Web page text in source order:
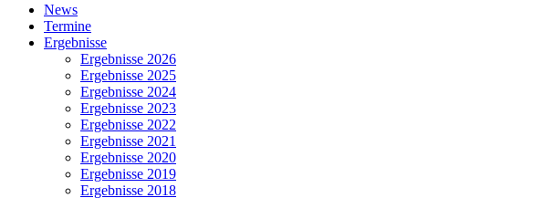
Close
Menu
News
Termine
Ergebnisse
Ergebnisse 2026
Ergebnisse 2025
Ergebnisse 2024
Ergebnisse 2023
Ergebnisse 2022
Ergebnisse 2021
Ergebnisse 2020
Ergebnisse 2019
Ergebnisse 2018